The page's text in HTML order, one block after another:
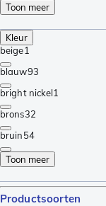
Toon meer
Kleur
beige1
blauw93
bright nickel1
brons32
bruin54
Toon meer
Productsoorten